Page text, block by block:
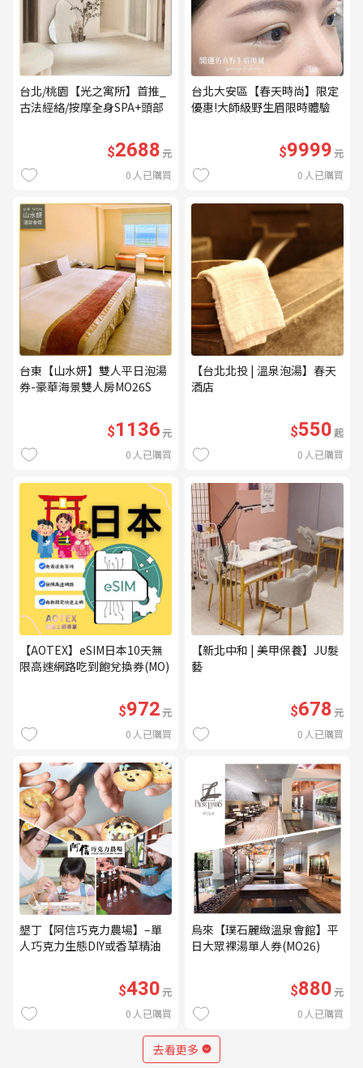
台北/桃園【光之寓所】首推_
古法經絡/按摩全身SPA+頭部
$2688元
0 人已購買
台北大安區【春天時尚】限定
優惠!大師級野生眉限時體驗
優惠券（無補色） (MO)
$9999元
0 人已購買
台東【山水妍】雙人平日泡湯
券-豪華海景雙人房MO26S
$1136元
0 人已購買
【台北北投 | 溫泉泡湯】春天
酒店
$550起
0 人已購買
【AOTEX】eSIM日本10天無
限高速網路吃到飽兌換券(MO)
$972元
0 人已購買
【新北中和 | 美甲保養】JU髮
藝
$678元
0 人已購買
墾丁【阿信巧克力農場】–單
人巧克力生態DIY或香草精油
$430元
0 人已購買
烏來【璞石麗緻溫泉會館】平
日大眾裸湯單人券(MO26)
$880元
0 人已購買
去看更多